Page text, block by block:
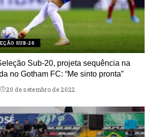
SUB-20
Sub-20, projeta sequência na
no Gotham FC: “Me sinto pronta”
20 de setembro de 2022